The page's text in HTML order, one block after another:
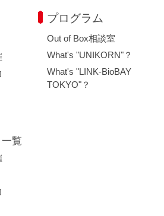
覧
プログラム
Out of Box相談室
What's "UNIKORN"？
What's "LINK-BioBAY
TOKYO"？